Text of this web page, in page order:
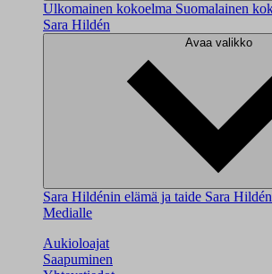
Ulkomainen kokoelma Suomalainen
Sara Hildén
Avaa valikko
Sara Hildénin elämä ja taide Sara
Medialle
Aukioloajat
Saapuminen